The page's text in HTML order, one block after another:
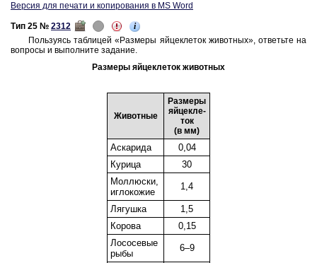
Версия для печати и копирования в MS Word
Тип 25 № 2312
i
Поль­зу­ясь таб­ли­цей «Раз­ме­ры яй­це­кле­ток жи­вот­ных», от­веть­те на
во­про­сы и вы­пол­ни­те за­да­ние.
Раз­ме­ры яй­це­кле­ток жи­вот­ных
Жи­вот­ные
Раз­ме­ры
яй­це­кле­
ток
(в мм)
Ас­ка­ри­да
0,04
Ку­ри­ца
30
Мол­люс­ки,
иг­ло­ко­жие
1,4
Ля­гуш­ка
1,5
Ко­ро­ва
0,15
Ло­со­се­вые
рыбы
6–9